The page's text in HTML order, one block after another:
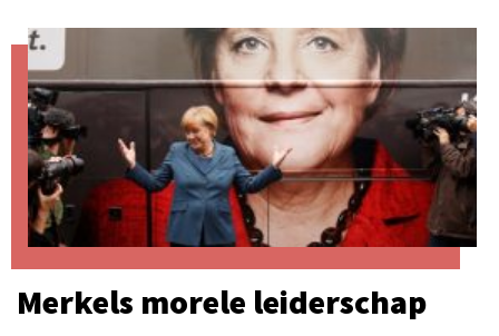
Merkels morele leiderschap